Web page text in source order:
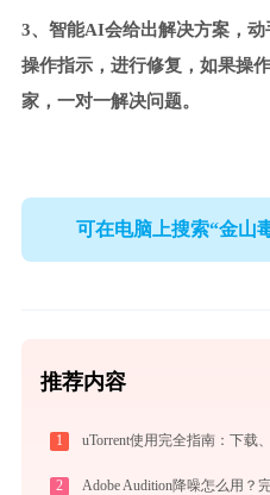
3、智能AI会给出解决方案，
操作指示，进行修复，如果操
家，一对一解决问题。
可在电脑上搜索“金山
推荐内容
1
2